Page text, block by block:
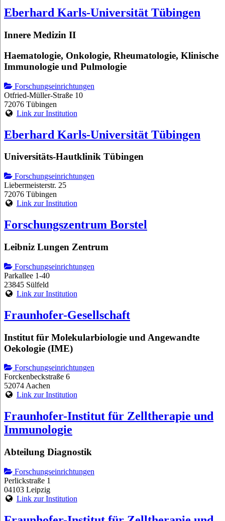
Eberhard Karls-Universität Tübingen
Innere Medizin II
Haematologie, Onkologie, Rheumatologie, Klinische
Immunologie und Pulmologie
Forschungseinrichtungen
Otfried-Müller-Straße 10
72076 Tübingen
Link zur Institution
Eberhard Karls-Universität Tübingen
Universitäts-Hautklinik Tübingen
Forschungseinrichtungen
Liebermeisterstr. 25
72076 Tübingen
Link zur Institution
Forschungszentrum Borstel
Leibniz Lungen Zentrum
Forschungseinrichtungen
Parkallee 1-40
23845 Sülfeld
Link zur Institution
Fraunhofer-Gesellschaft
Institut für Molekularbiologie und Angewandte
Oekologie (IME)
Forschungseinrichtungen
Forckenbeckstraße 6
52074 Aachen
Link zur Institution
Fraunhofer-Institut für Zelltherapie und
Immunologie
Abteilung Diagnostik
Forschungseinrichtungen
Perlickstraße 1
04103 Leipzig
Link zur Institution